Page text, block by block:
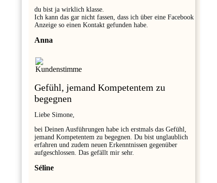
du bist ja wirklich klasse.
Ich kann das gar nicht fassen, dass ich über eine Facebook
Anzeige so einen Kontakt gefunden habe.
Anna
Gefühl, jemand Kompetentem zu
begegnen
Liebe Simone,
bei Deinen Ausführungen habe ich erstmals das Gefühl,
jemand Kompetentem zu begegnen. Du bist unglaublich
erfahren und zudem neuen Erkenntnissen gegenüber
aufgeschlossen. Das gefällt mir sehr.
Séline